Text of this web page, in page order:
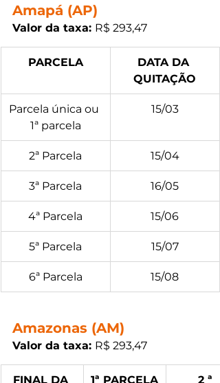
Amapá (AP)
Valor da taxa: R$ 293,47
PARCELA
DATA DA
QUITAÇÃO
Parcela única ou
1ª parcela
15/03
2ª Parcela 15/04
3ª Parcela 16/05
4ª Parcela 15/06
5ª Parcela 15/07
6ª Parcela 15/08
Amazonas (AM)
Valor da taxa: R$ 293,47
FINAL DA
1ª PARCELA
2 ª